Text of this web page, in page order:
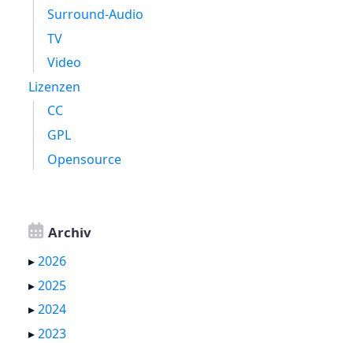
Surround-Audio
TV
Video
Lizenzen
CC
GPL
Opensource
Archiv
▸2026
▸2025
▸2024
▸2023